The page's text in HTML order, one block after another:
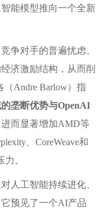
能模型推向一个全新
争对手的普遍忧虑。
济激励结构，从而削
Andre Barlow）指
垄断优势与OpenAI
进而显著增加AMD等
、CoreWeave和
。
人工智能持续进化、
预见了一个AI产品